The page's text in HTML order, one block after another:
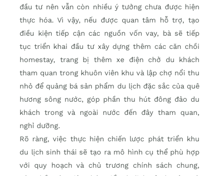
đầu tư nên vẫn còn nhiều ý tưởng chưa được hiện
thực hóa. Vì vậy, nếu được quan tâm hỗ trợ, tạo
điều kiện tiếp cận các nguồn vốn vay, bà sẽ tiếp
tục triển khai đầu tư xây dựng thêm các căn chồi
homestay, trang bị thêm xe điện chở du khách
tham quan trong khuôn viên khu và lập chợ nổi thu
nhỏ để quảng bá sản phẩm du lịch đặc sắc của quê
hương sông nước, góp phần thu hút đông đảo du
khách trong và ngoài nước đến đây tham quan,
nghỉ dưỡng.
Rõ ràng, việc thực hiện chiến lược phát triển khu
du lịch sinh thái sẽ tạo ra mô hình cụ thể phù hợp
với quy hoạch và chủ trương chính sách chung,